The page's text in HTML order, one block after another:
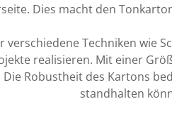
Dies macht den
Techniken wie
realisieren. Mit einer
Robustheit des Kartons
standhalten